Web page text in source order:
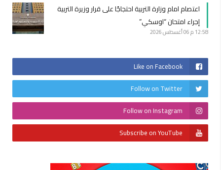
اعتصام امام وزارة التربية احتجاجًا على قرار وزيرة التربية
إجراء امتحان “اوسكي”
12:58 م 06 أغسطس 2026
Like on Facebook
Follow on Twitter
Follow on Instagram
Subscribe on YouTube